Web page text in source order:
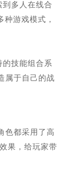
多人在线合
游戏模式，
技能组合系
属于自己的战
色都采用了高
果，给玩家带